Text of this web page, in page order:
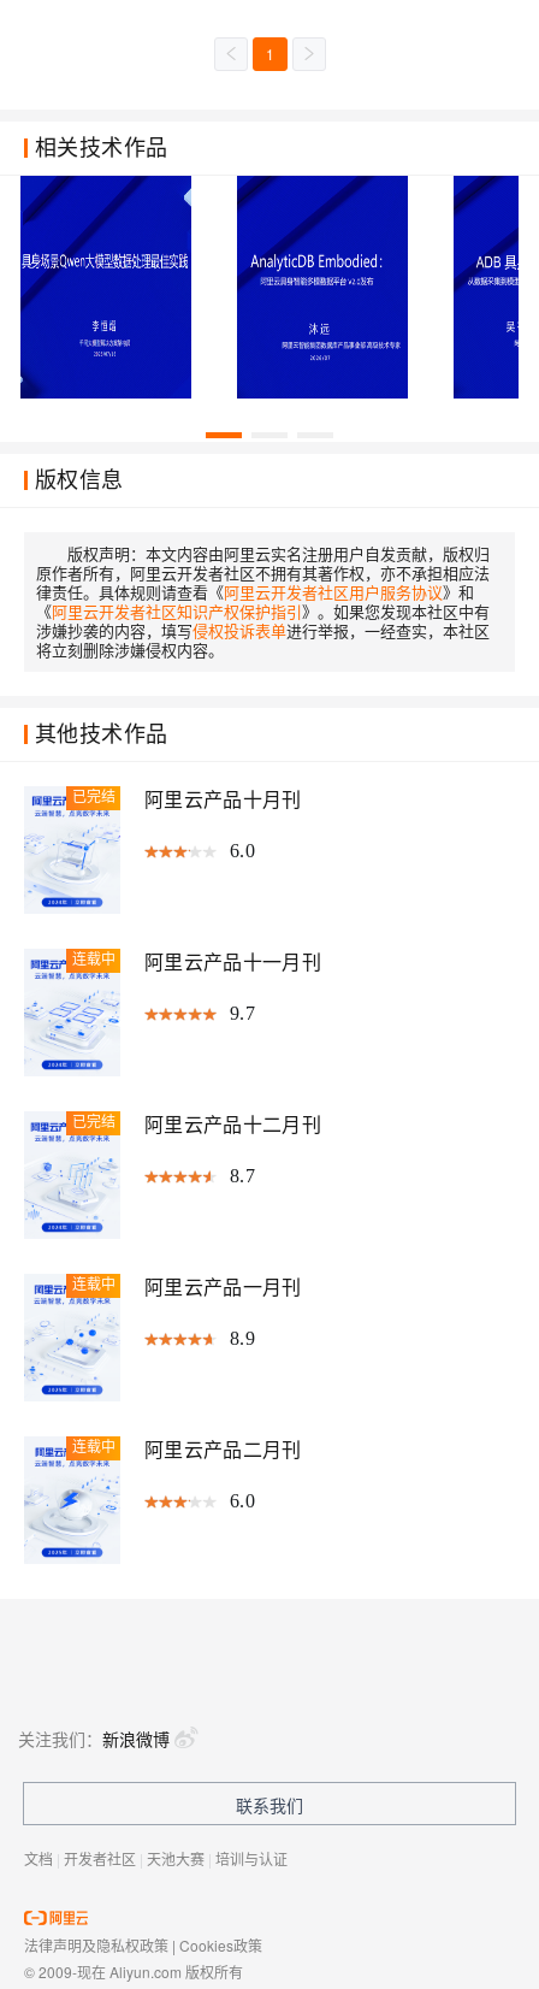
1
相关技术作品
版权信息
版权声明： 本文内容由阿里云实名注册用户自发贡献，版权归
原作者所有，阿里云开发者社区不拥有其著作权，亦不承担相应法
律责任。具体规则请查看《阿里云开发者社区用户服务协议》和
《阿里云开发者社区知识产权保护指引》。如果您发现本社区中有
涉嫌抄袭的内容，填写侵权投诉表单进行举报，一经查实，本社区
将立刻删除涉嫌侵权内容。
其他技术作品
已完结 阿里云产品十月刊
6.0
连载中 阿里云产品十一月刊
9.7
已完结 阿里云产品十二月刊
8.7
连载中 阿里云产品一月刊
8.9
连载中 阿里云产品二月刊
6.0
关注我们： 新浪微博
联系我们
文档 | 开发者社区 | 天池大赛 | 培训与认证
法律声明及隐私权政策 | Cookies政策
© 2009-现在 Aliyun.com 版权所有